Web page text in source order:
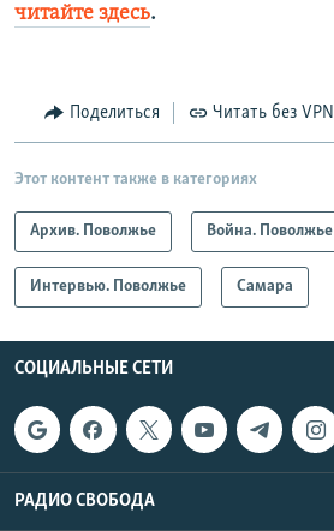
читайте здесь.
Поделиться Читать без VPN
Этот контент также в категориях
Архив. Поволжье Война. Поволжье
Интервью. Поволжье Самара
СОЦИАЛЬНЫЕ СЕТИ
РАДИО СВОБОДА